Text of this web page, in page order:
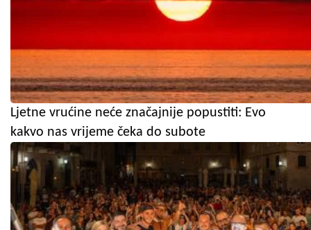
Ljetne vrućine neće značajnije popustiti: Evo
kakvo nas vrijeme čeka do subote